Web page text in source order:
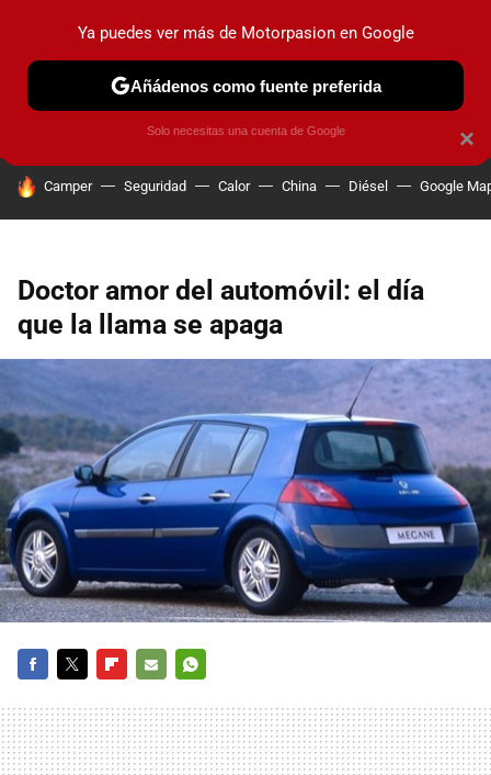
PRUEBAS COCHES ELÉCTRICOS OBSERVATORIO
HOY SE HABLA DE
Camper Seguridad Calor China Diésel Google
Doctor amor del automóvil: el día
que la llama se apaga
MAIL
×
Ya puedes ver más de Motorpasion en Google
Añádenos como fuente preferida
Solo necesitas una cuenta de Google